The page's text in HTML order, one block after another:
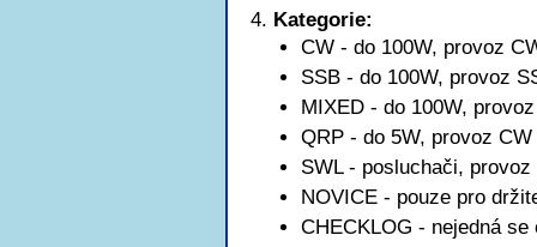
Kategorie:
CW - do 100W, provoz
SSB - do 100W, provoz
MIXED - do 100W,
QRP - do 5W, provoz
SWL - posluchači,
NOVICE - pouze pro
CHECKLOG - nejedná